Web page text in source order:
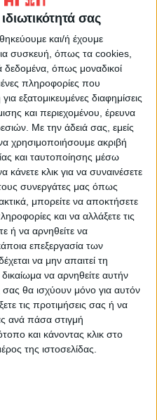
σας
και/ή έχουμε
συσκευή, όπως τα cookies,
δεδομένα, όπως μοναδικοί
πληροφορίες που
εξατομικευμένες διαφημίσεις
και περιεχομένου, έρευνα
Με την άδειά σας, εμείς
χρησιμοποιήσουμε ακριβή
και ταυτοποίησης μέσω
κλικ για να συναινέσετε
συνεργάτες μας όπως
μπορείτε να αποκτήσετε
και να αλλάξετε τις
ή να αρνηθείτε να
επεξεργασία των
να μην απαιτεί τη
να αρνηθείτε αυτήν
σας θα ισχύουν μόνο για αυτόν
τις προτιμήσεις σας ή να
ανά πάσα στιγμή
και κάνοντας κλικ στο
της ιστοσελίδας.
Εφημερίδα της Καρδίτσας